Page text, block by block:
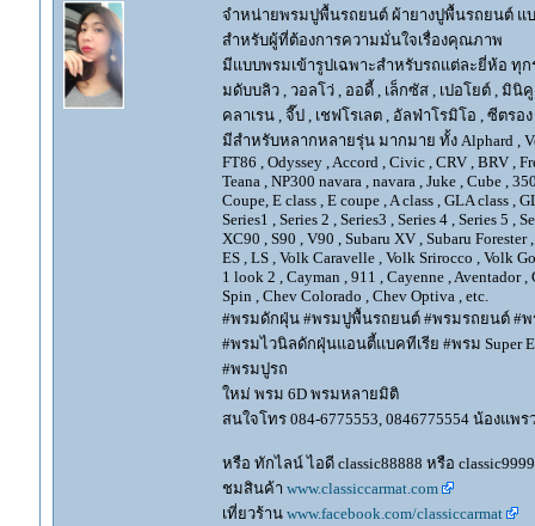
จำหน่ายพรมปูพื้นรถยนต์ ผ้ายางปูพื้นรถยนต์ แบบ
สำหรับผู้ที่ต้องการความมั่นใจเรื่องคุณภาพ
มีแบบพรมเข้ารูปเฉพาะสำหรับรถแต่ละยี่ห้อ ทุก
มดับบลิว , วอลโว่ , ออดี้ , เล็กซัส , เปอโยต์ , มินิ
คลาเรน , จี๊ป , เชฟโรเลต , อัลฟ่าโรมิโอ , ซีตร
มีสำหรับหลากหลายรุ่น มากมาย ทั้ง Alphard ,
FT86 , Odyssey , Accord , Civic , CRV , BRV ,
Teana , NP300 navara , navara , Juke , Cube ,
Coupe, E class , E coupe , A class , GLA class ,
Series1 , Series 2 , Series3 , Series 4 , Series 5 ,
XC90 , S90 , V90 , Subaru XV , Subaru
ES , LS , Volk Caravelle , Volk Srirocco , Volk
1 look 2 , Cayman , 911 , Cayenne , Aventador
Spin , Chev Colorado , Chev Optiva , etc.
#พรมดักฝุ่น #พรมปูพื้นรถยนต์ #พรมรถยนต์ #พ
#พรมไวนิลดักฝุ่นแอนตี้แบคทีเรีย #พรม Super
#พรมปูรถ
ใหม่ พรม 6D พรมหลายมิติ
สนใจโทร 084-6775553, 0846775554 น้องแพ
หรือ ทักไลน์ ไอดี classic88888 หรือ
ชมสินค้า www.classiccarmat.com
เที่ยวร้าน www.facebook.com/classiccarmat